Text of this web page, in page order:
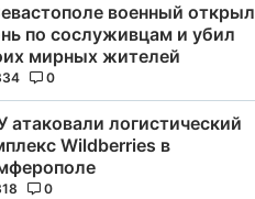
военный открыл
по сослуживцам и убил
мирных жителей
0
атаковали логистический
Wildberries в
0